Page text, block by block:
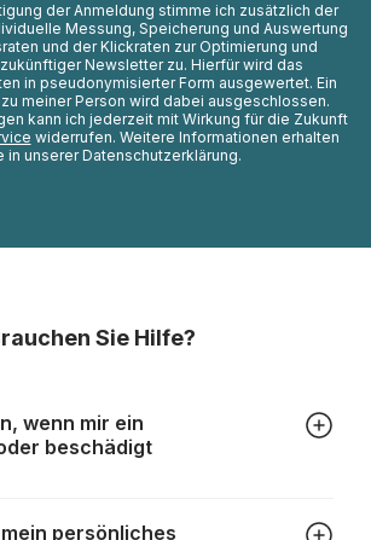
der Anmeldung stimme ich zusätzlich der
Messung, Speicherung und Auswertung
und der Klickraten zur Optimierung und
Newsletter zu. Hierfür wird das
in pseudonymisierter Form ausgewertet. Ein
meiner Person wird dabei ausgeschlossen.
kann ich jederzeit mit Wirkung für die Zukunft
widerrufen. Weitere Informationen erhalten
in unserer Datenschutzerklärung.
Sie Hilfe?
wenn mir ein
beschädigt
persönliches